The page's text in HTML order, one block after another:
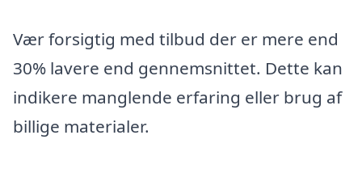
Vær forsigtig med tilbud der er mere end
30% lavere end gennemsnittet. Dette kan
indikere manglende erfaring eller brug af
billige materialer.